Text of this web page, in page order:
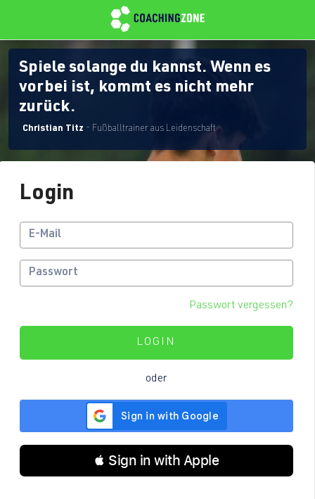
Spiele solange du kannst. Wenn es
vorbei ist, kommt es nicht mehr
zurück.
Christian Titz - Fußballtrainer aus Leidenschaft
Login
Passwort vergessen?
LOGIN
oder
 Sign in with Apple